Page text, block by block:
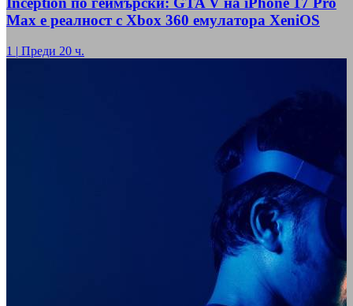
Max е реалност с Xbox 360 емулатора XeniOS
1 | Преди 20 ч.